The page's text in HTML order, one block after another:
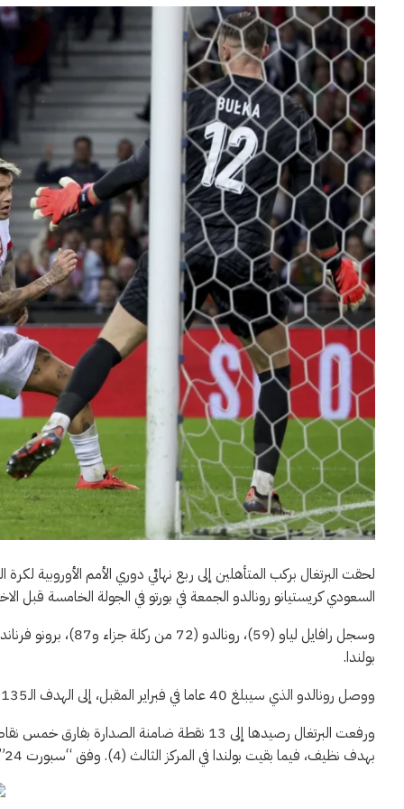
السعودي كريستيانو رونالدو الجمعة في بورتو في الجولة الخامسة قبل
بولندا.
ووصل رونالدو الذي سيبلغ 40 عاما في فبراير المقبل، إلى الهدف الـ135 على الصعيد الدولي.
بهدف نظيف، فيما بقيت بولندا في المركز الثالث (4). وفق “سبورت 24”.